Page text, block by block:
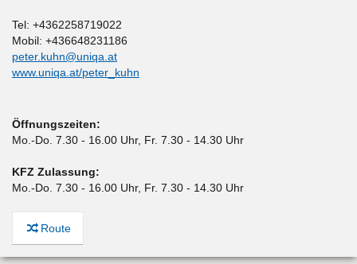
Tel: +4362258719022
Mobil: +436648231186
peter.kuhn@uniqa.at
www.uniqa.at/peter_kuhn
Öffnungszeiten:
Mo.-Do. 7.30 - 16.00 Uhr, Fr. 7.30 - 14.30 Uhr
KFZ Zulassung:
Mo.-Do. 7.30 - 16.00 Uhr, Fr. 7.30 - 14.30 Uhr
Route